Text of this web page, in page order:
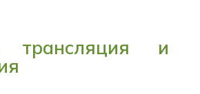
трансляция и